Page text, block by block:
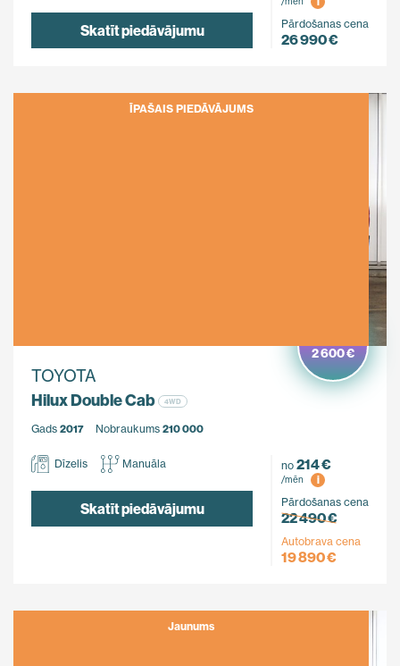
Skatīt piedāvājumu
Pārdošanas cena
26 990 €
ĪPAŠAIS PIEDĀVĀJUMS
TOYOTA
Hilux Double Cab
4WD
Gads 2017 Nobraukums 210 000
2 600 €
Dīzelis Manuāla
Skatīt piedāvājumu
no 214 €
/mēn
i
Pārdošanas cena
22 490 €
Autobrava cena
19 890 €
Jaunums